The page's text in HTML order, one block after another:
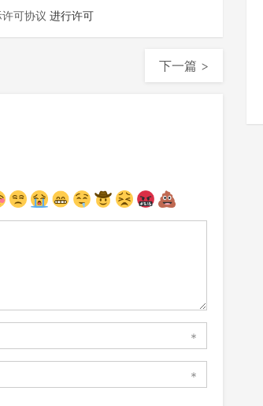
可协议 进行许可
下一篇 >
*
*